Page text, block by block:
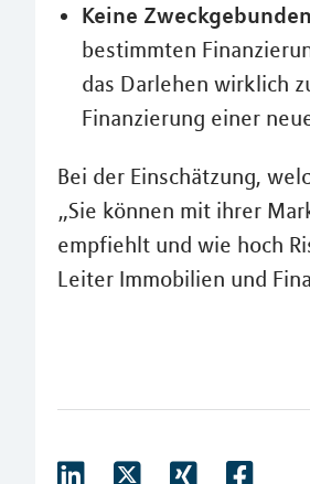
Keine
bestimmten
das Darlehen wirklich
Finanzierung einer
Bei der Einschätzung,
„Sie können mit ihrer
empfiehlt und wie hoch
Leiter Immobilien und